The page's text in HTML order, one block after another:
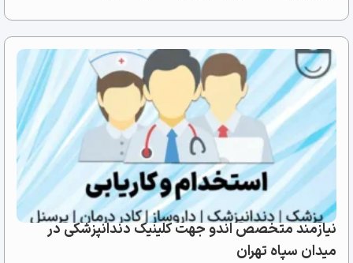
نیازمند متخصص اندو جهت کلینیک دندانپزشکی در
میدان سپاه تهران